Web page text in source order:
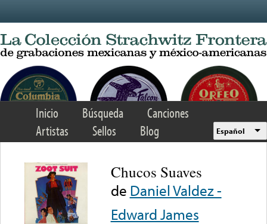
Inicio Búsqueda
Canciones
Artistas
Sellos Blog Español
Chucos Suaves
de Daniel Valdez -
Edward James